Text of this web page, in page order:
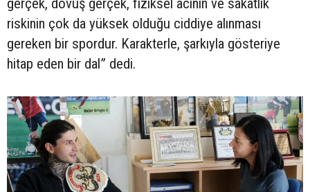
gerçek, dövüş gerçek, fiziksel acının ve sakatlık
riskinin çok da yüksek olduğu ciddiye alınması
gereken bir spordur. Karakterle, şarkıyla gösteriye
hitap eden bir dal” dedi.